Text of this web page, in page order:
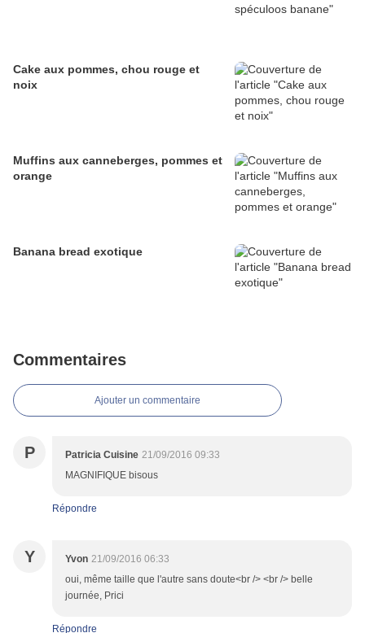
Cake aux pommes, chou rouge et
noix
Muffins aux canneberges, pommes et
orange
Banana bread exotique
Commentaires
Ajouter un commentaire
P Patricia Cuisine 21/09/2016 09:33
MAGNIFIQUE bisous
Répondre
Y Yvon 21/09/2016 06:33
oui, même taille que l'autre sans doute<br /> <br /> belle
journée, Prici
Répondre